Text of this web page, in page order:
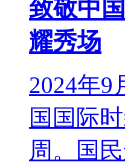
致敬中
耀秀场
2024年9
国国际
周。国